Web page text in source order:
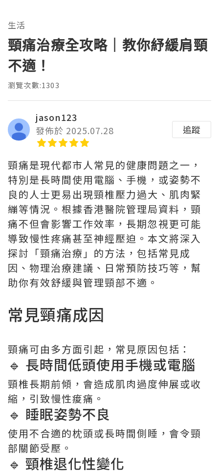
生活
頸痛治療全攻略｜教你紓緩肩頸
不適！
瀏覽次數:1303
jason123
發佈於 2025.07.28
追蹤
頸痛是現代都市人常見的健康問題之一，
特別是長時間使用電腦、手機，或姿勢不
良的人士更易出現頸椎壓力過大、肌肉緊
繃等情況。根據香港醫院管理局資料，頸
痛不但會影響工作效率，長期忽視更可能
導致慢性疼痛甚至神經壓迫。本文將深入
探討「頸痛治療」的方法，包括常見成
因、物理治療建議、日常預防技巧等，幫
助你有效舒緩與管理頸部不適。
常見頸痛成因
頸痛可由多方面引起，常見原因包括：
🔹 長時間低頭使用手機或電腦
頸椎長期前傾，會造成肌肉過度伸展或收
縮，引致慢性痠痛。
🔹 睡眠姿勢不良
使用不合適的枕頭或長時間側睡，會令頸
部關節受壓。
🔹 頸椎退化性變化